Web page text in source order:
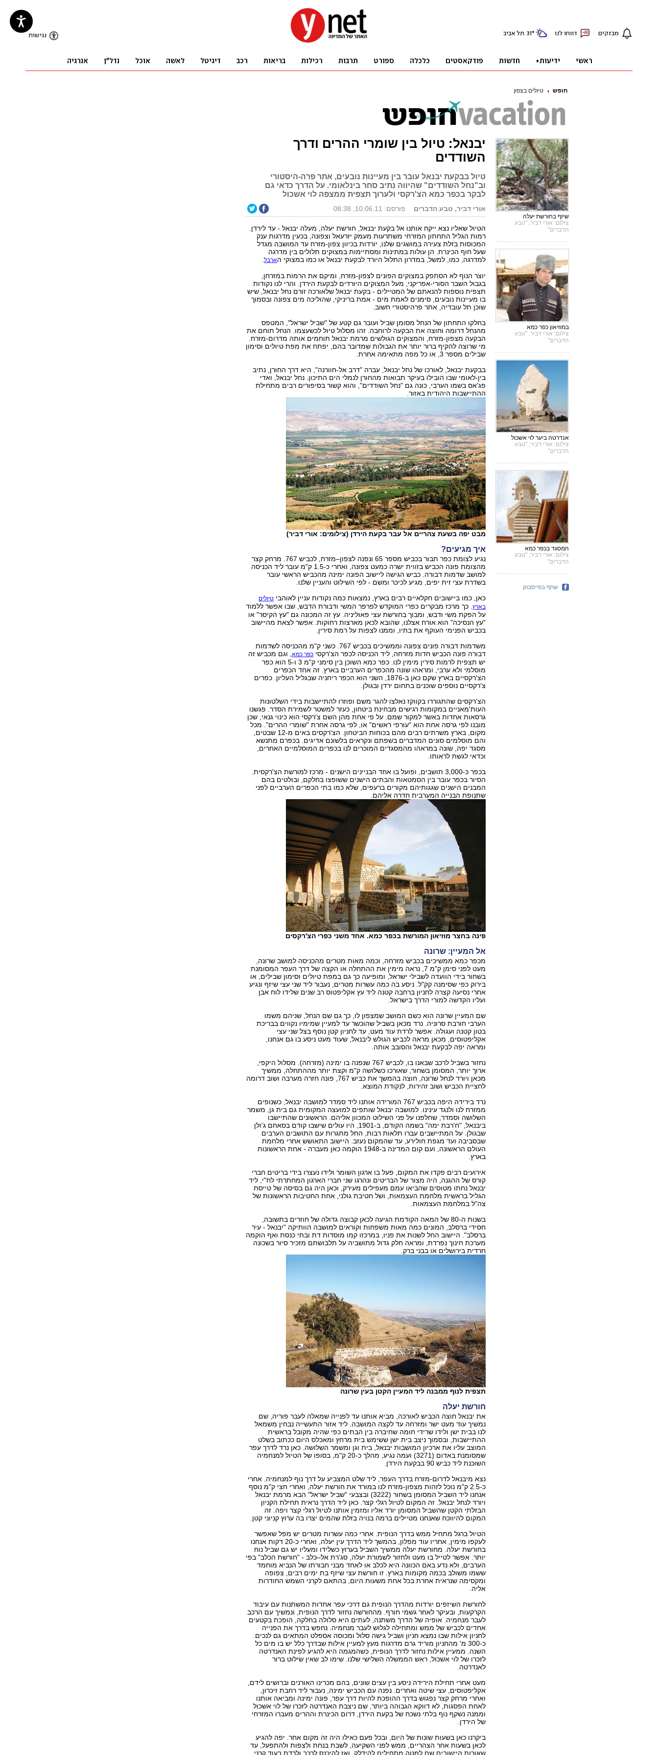
חופש טיולים בצפון
יבנאל: טיול בין שומרי ההרים ודרך
השודדים
טיול בבקעת יבנאל עובר בין מעיינות נובעים, אתר פרה-היסטורי
וב"נחל השודדים" שהיווה נתיב סחר בינלאומי. על הדרך כדאי גם
לבקר בכפר כמא הצ'רקסי ולערוך תצפית ממצפה לוי אשכול
אורי דביר, טבע הדברים פורסם: 10.06.11, 08:38
הטיול שאליו נצא ייקח אותנו אל בקעת יבנאל, חורשת יעלה, מעלה יבנאל - עד לירדן.
רמות הגליל התחתון המזרחי משתרעות מעמק יזרעאל וצפונה, בכעין מדרגות ענק
המכוסות בזלת צעירה במושגים שלנו, יורדות בכיוון צפון-מזרח עד המושבה מגדל
שעל חוף הכינרת. הן עולות במתינות ומסתיימות במצוקים תלולים בין מדרגה
למדרגה, כמו, למשל, במדרון התלול היורד לבקעת יבנאל או כמו במצוקי הארבל.
יוצר הנוף לא הסתפק במצוקים הפונים לצפון-מזרח, ומיקם את הרמות במזרחן,
בגבול השבר הסורי-אפריקני, מעל המצוקים היורדים לבקעת הירדן. והרי לנו נקודות
תצפית נוספות להנאתם של המטיילים - בקעת יבנאל שלאורכה זורם נחל יבנאל, שיש
בו מעיינות נובעים, סימנים לאמת מים - אמת בריניקי, שהוליכה מים צפונה ובסמוך
שוכן תל עובדיה, אתר פרהיסטורי חשוב.
בחלקו התחתון של הנחל מסומן שביל ועובר גם קטע של "שביל ישראל", המטפס
מהנחל דרומה וחוצה את הבקעה לרוחבה. זהו מסלול טיול לכשעצמו. הנחל תוחם את
הבקעה מצפון-מזרח, והמצוקים הגולשים מרמת יבנאל תוחמים אותה מדרום-מזרח.
מי שרוצה להקיף ברור יותר את הגבולות שמדובר בהם, יפתח את מפת טיולים וסימון
שבילים מספר 3, או כל מפה מתאימה אחרת.
בבקעת יבנאל, לאורכו של נחל יבנאל, עברה "דרב אל-חוורנה", היא דרך החורן, נתיב
בין-לאומי שבו הובילו בעיקר תבואות מהחורן לנמלי הים התיכון. נחל יבנאל, ואדי
פג'אס בשמו הערבי, כונה גם "נחל השודדים", והוא קשור בסיפורים רבים מתחילת
ההתיישבות היהודית באזור.
מבט יפה בשעת צהריים אל עבר בקעת הירדן (צילומים: אורי דביר)
איך מגיעים?
נגיע לצומת כפר תבור בכביש מספר 65 ונפנה לצפון–מזרח, לכביש 767. מרחק קצר
מהצומת פונה הכביש בזווית ישרה כמעט צפונה, ואחרי כ-1.5 ק"מ עובר ליד הכניסה
למושב שדמות דבורה. כביש הגישה ליישוב הפונה ימינה מהכביש הראשי עובר
בשדרת עצי זית יפים, מגיע לכיכר ומשם - לפי השילוט והעניין שלנו.
כאן, כמו ביישובים חקלאיים רבים בארץ, נמצאות כמה נקודות עניין לאוהבי טיולים
בארץ. כך מרכז מבקרים כפרי המוקדש לפרפר המשי ודבורת הדבש, שבו אפשר ללמוד
על הפקת משי ודבש, ומבוך בחורשת עצי פאוליניה. עץ זה המכונה גם "עץ הקיסר" או
"עץ הנסיכה" הוא אורח אצלנו, שהובא לכאן מארצות רחוקות. אפשר לצאת מהיישוב
בכביש הפנימי העוקף את בתיו, וממנו לצפות על רמת סירין.
משדמות דבורה פונים צפונה וממשיכים בכביש 767. כשני ק"מ מהכניסה לשדמות
דבורה פונה הכביש חדות מזרחה, ליד הכניסה לכפר הצ'רקסי כפר כמא, וגם מכביש זה
יש תצפית לרמות סירין מימין לנו. כפר כמא השוכן בין סימני ק"מ 3 ו-5 הוא כפר
מוסלמי ולא ערבי, ומראהו שונה מהכפרים הערביים בארץ. זה אחד הכפרים
הצ'רקסיים בארץ שקם כאן ב-1876, השני הוא הכפר ריחניה שבגליל העליון. כפרים
צ'רקסיים נוספים שוכנים בתחום ירדן ובגולן.
הצ'רקסים שהתגוררו בקווקז נאלצו להגר משם ופוזרו להתיישבות בידי השלטונות
העות'מאניים במקומות רגישים מבחינת ביטחון, כעזר למשטר לשמירת הסדר. פגשנו
גרסאות אחדות באשר למקור שמם. על פי אחת מהן השם צ'רקסי הוא כינוי גנאי, שכן
מובנו לפי גרסה אחת הוא "עורפי ראשים" או, לפי גרסה אחרת "שומרי ההרים". מכל
מקום, בארץ משרתים רבים מהם בכוחות הביטחון. הצ'רקסים באים מ-12 שבטים,
והם מוסלמים סונים המדברים בשפתם ונקראים בלשונם אדיגים. בכפרם מתנשא
מסגד יפה, שונה במראהו מהמסגדים המוכרים לנו בכפרים המוסלמיים האחרים,
וכדאי לגשת לראותו.
בכפר כ-3,000 תושבים, ופועל בו אחד הבניינים הישנים - מרכז למורשת הצ'רקסית.
הסיור בכפר עובר בין הסמטאות והבתים הישנים ששופצו בחלקם, ובולטים בהם
המבנים הישנים שגגותיהם מקורים ברעפים, שלא כמו בתי הכפרים הערביים לפני
שתנופת הבנייה המערבית חדרה אליהם.
פינה בחצר מוזיאון המורשת בכפר כמא. אחד משני כפרי הצ'רקסים
אל המעיין: שרונה
מכפר כמא ממשיכים בכביש מזרחה, וכמה מאות מטרים מהכניסה למושב שרונה,
מעט לפני סימן ק"מ 7, נראה מימין את ההתחלה או הקצה של דרך העפר המסומנת
בשחור בידי הוועדה לשבילי ישראל, ומופיעה כך גם במפת טיולים וסימון שבילים, או
בירוק כפי שסימנה קק"ל. ניסע בה כמה עשרות מטרים, נעבור ליד שני עצי שיזף ונגיע
אחרי נסיעה קצרה לחניון ברחבה קטנה ליד עץ אקליפטוס רב שנים שלידו לוח אבן
ועליו הקדשה למורי הדרך בישראל.
שם המעיין שרונה הוא כשם המושב שמצפון לו, כך גם שם הנחל, שניהם משמו
הערבי חורבת סרוניה. נרד מכאן בשביל שהוכשר עד למעיין שמימיו נקווים בבריכת
בטון קטנה ועגולה. אפשר לרדת עוד מעט, עד לחניון קטן נוסף בצל שני עצי
אקליפטוסים, מכאן מראה לכביש הגולש ליבנאל, שעוד מעט ניסע בו גם אנחנו,
ומראה יפה לבקעת יבנאל והסובב אותה.
נחזור בשביל לרכב שבאנו בו, לכביש 767 שנפנה בו ימינה (מזרחה). מסלול היקפי,
ארוך יותר, המסומן בשחור, שאורכו כשלושה ק"מ וקצת יותר מההתחלה, ממשיך
מכאן ויורד לנחל שרונה, חוצה בהמשך את כביש 767, פונה חזרה מערבה ושוב דרומה
לחציית הכביש ושוב זהירות, לנקודת המוצא.
נרד בירידה היפה בכביש 767 המורידה אותנו ליד סמדר למושבה יבנאל, כשנופים
ממזרח לנו ולנגד עינינו. למושבה יבנאל שותפים למועצה המקומית גם בית גן, משמר
השלושה וסמדר, שחלפנו על פני השילוט המכוון אליהם. הראשונים שהתיישבו
ביבנאל, "ח'רבת ימה" בשמה הקודם, ב-1901, היו עולים שישבו קודם בסאחם ג'ולן
שבגולן. על המתיישבים עברו תלאות רבות, החל מתגרות עם התושבים הערבים
שבסביבה ועד מגפת חולירע, עד שהמקום נעזב. היישוב התאושש אחרי מלחמת
העולם הראשונה, ועם קום המדינה ב-1948 הוקמה כאן מעברה - אחת הראשונות
בארץ.
אירועים רבים פקדו את המקום, פעל בו ארגון השומר ולידו נעצרו בידי בריטים חברי
קורס של ההגנה, היה מצור של הבריטים ונהרגו שני חברי הארגון המחתרתי לח"י, ליד
יבנאל נחתו מטוסים שהביאו עמם מעפילים מעירק, וכאן היה גם בסיסה של טייסת
הגליל בראשית מלחמת העצמאות, ושל חטיבת גולני, אחת החטיבות הראשונות של
צה"ל במלחמת העצמאות.
בשנות ה-80 של המאה הקודמת הגיעה לכאן קבוצה גדולה של חוזרים בתשובה,
חסידי ברסלב, המונים כמה מאות משפחות וקוראים למושבה הוותיקה "יבנאל - עיר
ברסלב". היישוב החל לשנות את פניו, במרכזו קמו מוסדות דת ובתי כנסת ואף הוקמה
מערכת חינוך נפרדת, ומראה חלק גדול מתושביה על תלבושתם מזכיר סיור בשכונה
חרדית בירושלים או בבני ברק.
תצפית לנוף ממבנה ליד המעיין הקטן בעין שרונה
חורשת יעלה
את יבנאל חוצה הכביש לאורכה, מביא אותנו עד לפנייה שמאלה לעבר פוריה, שם
נמשיך עוד מעט ישר ומזרחה עד לקצה המושבה. ליד אזור התעשייה נבחין משמאל
לנו בבית ישן ולידו שרידי חומה שחיברה בין הבתים כפי שהיה מקובל בראשית
ההתיישבות, ובסמוך ניצב בית ישן ששימש בית מרחץ ומאכלס היום ככתוב בשלט
המוצב עליו את ארכיון המושבות יבנאל, בית וגן ומשמר השלושה. כאן נרד לדרך עפר
שמסומנת באדום (3271) ועמה נגיע, מהלך כ-20 ק"מ, בסופו של הטיול למנחמיה
השוכנת ליד כביש 90 בבקעת הירדן.
נצא מיבנאל לדרום-מזרח בדרך העפר, ליד שלט המצביע על דרך נוף למנחמיה. אחרי
כ-2.5 ק"מ נוכל לזהות מצפון-מזרח לנו במורד את חורשת יעלה, ואחרי חצי ק"מ נוסף
אנחנו ליד השביל המסומן בשחור (3222) ובצבעי "שביל ישראל" הבא מרמת יבנאל
ויורד לנחל יבנאל. זה המקום לטיול רגלי קצר. כאן ליד הדרך נראית תחילת הקניון
הבזלתי הקטן שהשביל המסומן יורד אליו ומזמין אותנו לטיול רגלי קצר ויפה. זה
המקום להיווכח שאנחנו מטיילים ברמה בנויה בזלת שהמים יצרו בה ערוץ קניוני קטן.
הטיול ברגל מתחיל ממש בדרך הנופית. אחרי כמה עשרות מטרים יש מפל שאפשר
לעקפו מימין, אחריו עוד מפלון, בהמשך ליד הדרך עין יעלה, ואחרי כ-20 דקות אנחנו
בחורשת יעלה. מחורשת יעלה ממשיך השביל בערוץ כשלידו ומעליו יש גם שביל נוח
יותר. אפשר לטייל בו מעט ולחזור לשמורת יעלה, סג'רת אל–כלב - "חורשת הכלב" בפי
הערבים, ולא נדע באם הכוונה היא לכלב או לאחד מבני חבורתו של הנביא מוחמד
ששמו משולב בכמה מקומות בארץ. זו חורשת עצי שיזף בת ימים רבים, צפופה
ומקסימה שנראית אחרת בכל אחת משעות היום, בהתאם לקרני השמש החודרות
אליה.
לחורשת השיזפים יורדות מהדרך הנופית גם דרכי עפר אחדות המשתנות עם עיבוד
הקרקעות, ובעיקר לאחר גשמי חורף. מהחורשה נחזור לדרך הנופית, ונמשיך עם הרכב
לעבר מנחמיה. אופיה של הדרך משתנה, לעתים היא סלולה בחלקה, הופכת בקטעים
אחדים לכביש של ממש ומתחילה לגלוש לעבר מנחמיה. נחפש בדרך את הפנייה
לחניון אילות שבו נמצא חניון ושביל גישה סלול ומכוסה אספלט המתאים גם לנכים.
כ-300 מ' מהחניון מוריד גרם מדרגות מעץ למעיין אילות שבדרך כלל יש בו מים כל
השנה. ממעיין אילות נחזור לדרך הנופית, כשהמגמה היא להגיע לפינת האנדרטה
לזכרו של לוי אשכול, ראש הממשלה השלישי שלנו. שימו לב שאין שילוט ברור
לאנדרטה.
מעט אחרי תחילת הירידה ניסע בין עצים שונים, בהם מכרינו האורנים וברושים לידם,
אקליפטוסים, עצי שיטה ואחרים. נפנה עם הכביש ימינה, נעבור ליד רחבת זיכרון,
ואחרי מרחק קצר נפגוש בדרך ההופכת להיות דרך עפר, פונה ימינה ומביאה אותנו
לאחת הפסגות, לא דווקא הגבוהה ביותר, שם ניצבת האנדרטה לזכרו של לוי אשכול
וממנה נשקף נוף בלתי נשכח של בקעת הירדן, דרום הכינרת וההרים מעברו המזרחי
של הירדן.
ביקרנו כאן בשעות שונות של היום, ובכל פעם כאילו היה זה מקום אחר. יפה להגיע
לכאן בשעות אחר הצהריים, ממש לפני השקיעה, לשבת בנחת ולצפות ולהתפעל, עד
שאורות היישובים שם למטה מתחילים להידלק, ואז להיכנס לרכב ולרדת בעוד קרני
שיזף בחורשת יעלה
צילום: אורי דביר, "טבע
הדברים"
במוזיאון כפר כמא
צילום: אורי דביר, "טבע
הדברים"
אנדרטה ביער לוי אשכול
צילום: אורי דביר, "טבע
הדברים"
המסגד בכפר כמא
צילום: אורי דביר, "טבע
הדברים"
שתף בפייסבוק